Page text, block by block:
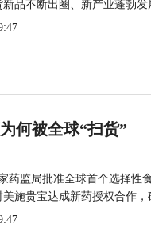
品不断出圈、新产业蓬勃发
何被全球“扫货”
药监局批准全球首个选择性
美施贵宝达成新药授权合作